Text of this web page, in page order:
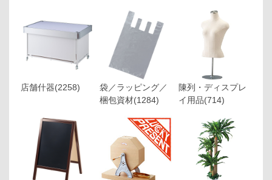
店舗什器(2258)
袋／ラッピング／
梱包資材(1284)
陳列・ディスプレ
イ用品(714)